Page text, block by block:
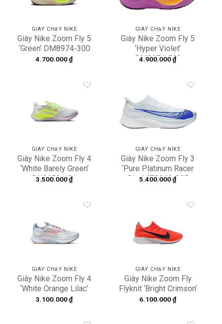
GIÀY CHẠY NIKE
Giày Nike Zoom Fly 5
‘Green’ DM8974-300
4.700.000₫
GIÀY CHẠY NIKE
Giày Nike Zoom Fly 5
‘Hyper Violet’
DM8974-502
4.900.000₫
wishlist
GIÀY CHẠY NIKE
Giày Nike Zoom Fly 4
‘White Barely Green’
DN2658-101
3.500.000₫
Add to
wishlist
GIÀY CHẠY NIKE
Giày Nike Zoom Fly 3
‘Pure Platinum Racer
Blue’ AT8240-005
5.400.000₫
wishlist
GIÀY CHẠY NIKE
Giày Nike Zoom Fly 4
‘White Orange Lilac’
CT2401-100
3.100.000₫
wishlist
GIÀY CHẠY NIKE
Giày Nike Zoom Fly
Flyknit ‘Bright Crimson’
AR4561-600
6.100.000₫